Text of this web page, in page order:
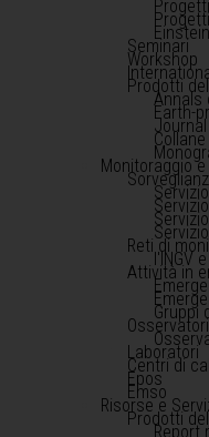
Seminari
Workshop
Prodotti
Annals
Earth-
Monitoraggio
Reti di
l'INGV
Attività in
Gruppi
Laboratori
Centri di
Epos
Emso
Risorse e
Prodotti
Report